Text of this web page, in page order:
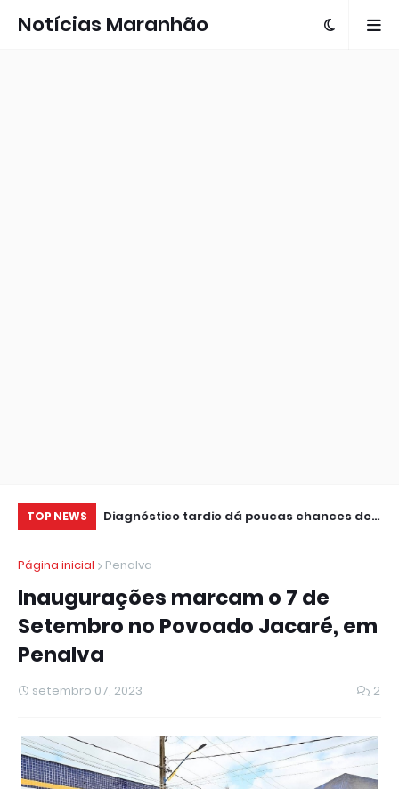
Notícias Maranhão
TOP NEWS
são
Diagnóstico tardio dá poucas chances de
Página inicial
Penalva
Inaugurações marcam o 7 de
Setembro no Povoado Jacaré, em
Penalva
setembro 07, 2023 2